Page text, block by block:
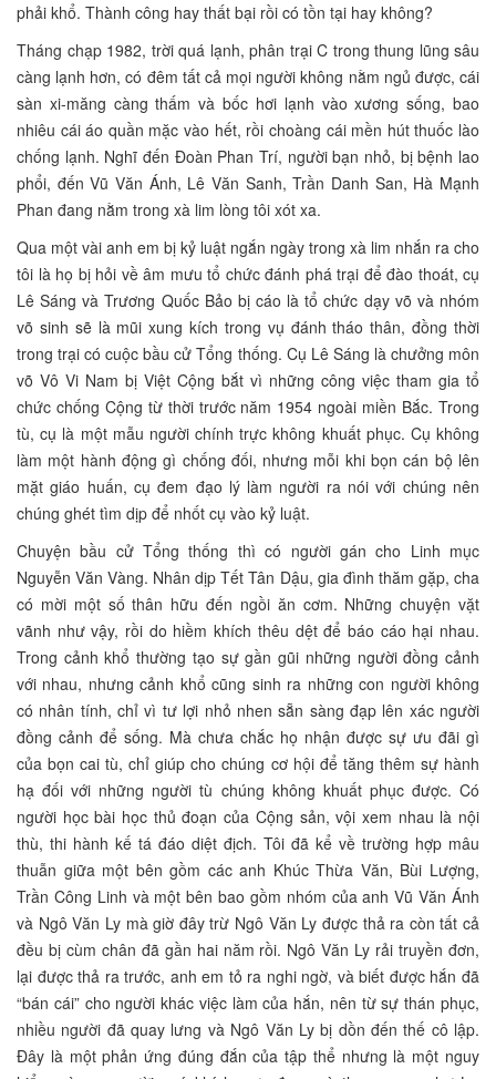
phải khổ. Thành công hay thất bại rồi có tồn tại hay không?
Tháng chạp 1982, trời quá lạnh, phân trại C trong thung lũng sâu
càng lạnh hơn, có đêm tất cả mọi người không nằm ngủ được, cái
sàn xi-măng càng thấm và bốc hơi lạnh vào xương sống, bao
nhiêu cái áo quần mặc vào hết, rồi choàng cái mền hút thuốc lào
chống lạnh. Nghĩ đến Đoàn Phan Trí, người bạn nhỏ, bị bệnh lao
phổi, đến Vũ Văn Ánh, Lê Văn Sanh, Trần Danh San, Hà Mạnh
Phan đang nằm trong xà lim lòng tôi xót xa.
Qua một vài anh em bị kỷ luật ngắn ngày trong xà lim nhắn ra cho
tôi là họ bị hỏi về âm mưu tổ chức đánh phá trại để đào thoát, cụ
Lê Sáng và Trương Quốc Bảo bị cáo là tổ chức dạy võ và nhóm
võ sinh sẽ là mũi xung kích trong vụ đánh tháo thân, đồng thời
trong trại có cuộc bầu cử Tổng thống. Cụ Lê Sáng là chưởng môn
võ Vô Vi Nam bị Việt Cộng bắt vì những công việc tham gia tổ
chức chống Cộng từ thời trước năm 1954 ngoài miền Bắc. Trong
tù, cụ là một mẫu người chính trực không khuất phục. Cụ không
làm một hành động gì chống đối, nhưng mỗi khi bọn cán bộ lên
mặt giáo huấn, cụ đem đạo lý làm người ra nói với chúng nên
chúng ghét tìm dịp để nhốt cụ vào kỷ luật.
Chuyện bầu cử Tổng thống thì có người gán cho Linh mục
Nguyễn Văn Vàng. Nhân dịp Tết Tân Dậu, gia đình thăm gặp, cha
có mời một số thân hữu đến ngồi ăn cơm. Những chuyện vặt
vãnh như vậy, rồi do hiềm khích thêu dệt để báo cáo hại nhau.
Trong cảnh khổ thường tạo sự gần gũi những người đồng cảnh
với nhau, nhưng cảnh khổ cũng sinh ra những con người không
có nhân tính, chỉ vì tư lợi nhỏ nhen sẵn sàng đạp lên xác người
đồng cảnh để sống. Mà chưa chắc họ nhận được sự ưu đãi gì
của bọn cai tù, chỉ giúp cho chúng cơ hội để tăng thêm sự hành
hạ đối với những người tù chúng không khuất phục được. Có
người học bài học thủ đoạn của Cộng sản, vội xem nhau là nội
thù, thi hành kế tá đáo diệt địch. Tôi đã kể về trường hợp mâu
thuẫn giữa một bên gồm các anh Khúc Thừa Văn, Bùi Lượng,
Trần Công Linh và một bên bao gồm nhóm của anh Vũ Văn Ánh
và Ngô Văn Ly mà giờ đây trừ Ngô Văn Ly được thả ra còn tất cả
đều bị cùm chân đã gần hai năm rồi. Ngô Văn Ly rải truyền đơn,
lại được thả ra trước, anh em tỏ ra nghi ngờ, và biết được hắn đã
“bán cái” cho người khác việc làm của hắn, nên từ sự thán phục,
nhiều người đã quay lưng và Ngô Văn Ly bị dồn đến thế cô lập.
Đây là một phản ứng đúng đắn của tập thể nhưng là một nguy